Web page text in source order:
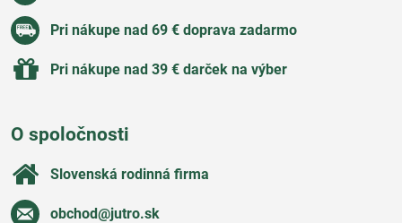
Pri nákupe nad 69 € doprava zadarmo
Pri nákupe nad 39 € darček na výber
O spoločnosti
Slovenská rodinná firma
obchod​@jutro​.sk